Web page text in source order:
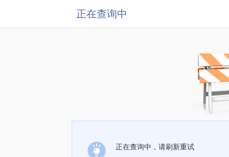
正在查询中
正在查询中，请刷新重试